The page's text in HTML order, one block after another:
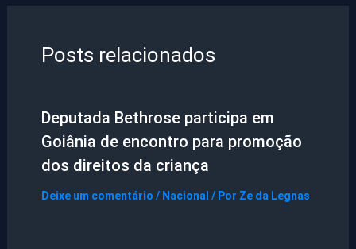
Posts relacionados
Deputada Bethrose participa em
Goiânia de encontro para promoção
dos direitos da criança
Deixe um comentário / Nacional / Por Ze da Legnas